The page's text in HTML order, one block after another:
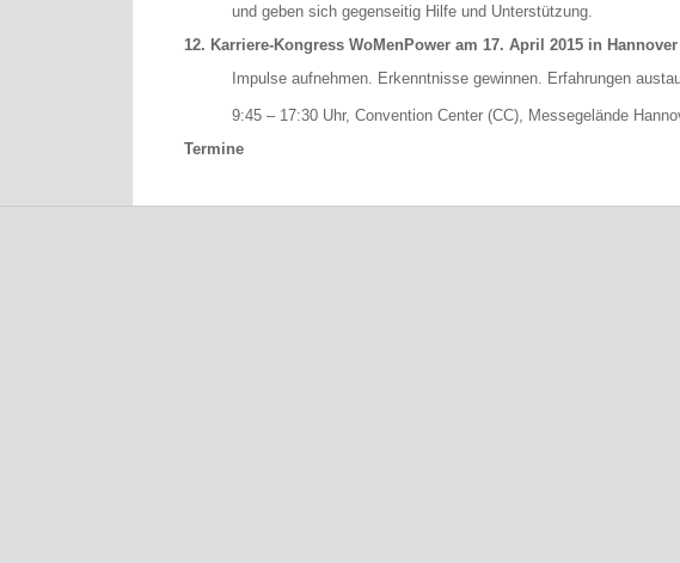
und geben sich gegenseitig Hilfe und Unterstützung.
12. Karriere-Kongress WoMenPower am 17. April 2015 in Hannover
Impulse aufnehmen. Erkenntnisse gewinnen. Erfahrungen
9:45 – 17:30 Uhr, Convention Center (CC), Messegelände
Termine